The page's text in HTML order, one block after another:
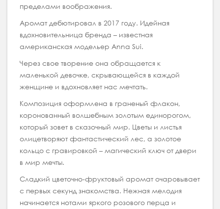
пределами воображения.
Аромат дебютировал в 2017 году. Идейная
вдохновительница бренда – известная
американская модельер Anna Sui.
Через свое творение она обращается к
маленькой девочке, скрывающейся в каждой
женщине и вдохновляет нас мечтать.
Композиция оформлена в граненый флакон,
коронованный волшебным золотым единорогом,
который зовет в сказочный мир. Цветы и листья
олицетворяют фантастический лес, а золотое
кольцо с гравировкой – магический ключ от двери
в мир мечты.
Сладкий цветочно-фруктовый аромат очаровывает
с первых секунд знакомства. Нежная мелодия
начинается нотами яркого розового перца и